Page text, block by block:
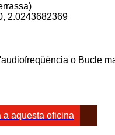
2.0243682369
o Bucle
a aquesta oficina